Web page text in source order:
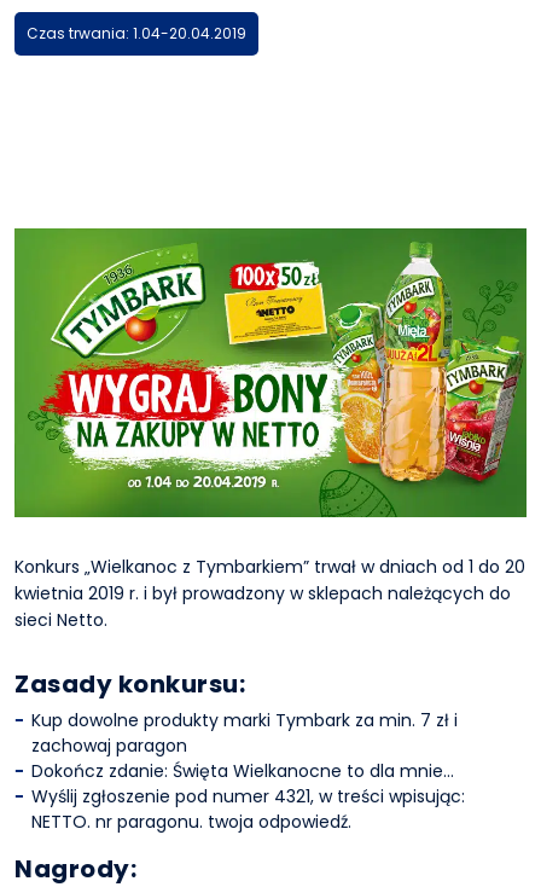
Czas trwania: 1.04-20.04.2019
Konkurs „Wielkanoc z Tymbarkiem” trwał w dniach od 1 do 20
kwietnia 2019 r. i był prowadzony w sklepach należących do
sieci Netto.
Zasady konkursu:
Kup dowolne produkty marki Tymbark za min. 7 zł i
zachowaj paragon
Dokończ zdanie: Święta Wielkanocne to dla mnie…
Wyślij zgłoszenie pod numer 4321, w treści wpisując:
NETTO. nr paragonu. twoja odpowiedź.
Nagrody: